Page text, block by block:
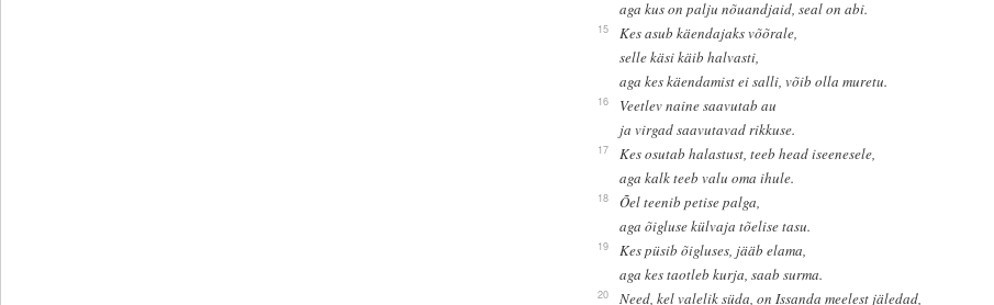
aga kus on palju nõuandjaid, seal on abi.
15
Kes asub käendajaks võõrale,
selle käsi käib halvasti,
aga kes käendamist ei salli, võib olla muretu.
16
Veetlev naine saavutab au
ja virgad saavutavad rikkuse.
17
Kes osutab halastust, teeb head iseenesele,
aga kalk teeb valu oma ihule.
18
Õel teenib petise palga,
aga õigluse külvaja tõelise tasu.
19
Kes püsib õigluses, jääb elama,
aga kes taotleb kurja, saab surma.
20
Need, kel valelik süda, on Issanda meelest jäledad,